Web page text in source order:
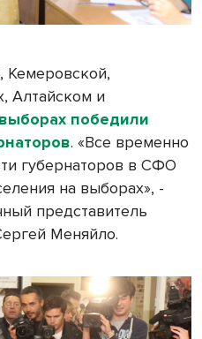
Кемеровской,
Алтайском и
победили
. «Все временно
губернаторов в СФО
на выборах», -
представитель
Меняйло.